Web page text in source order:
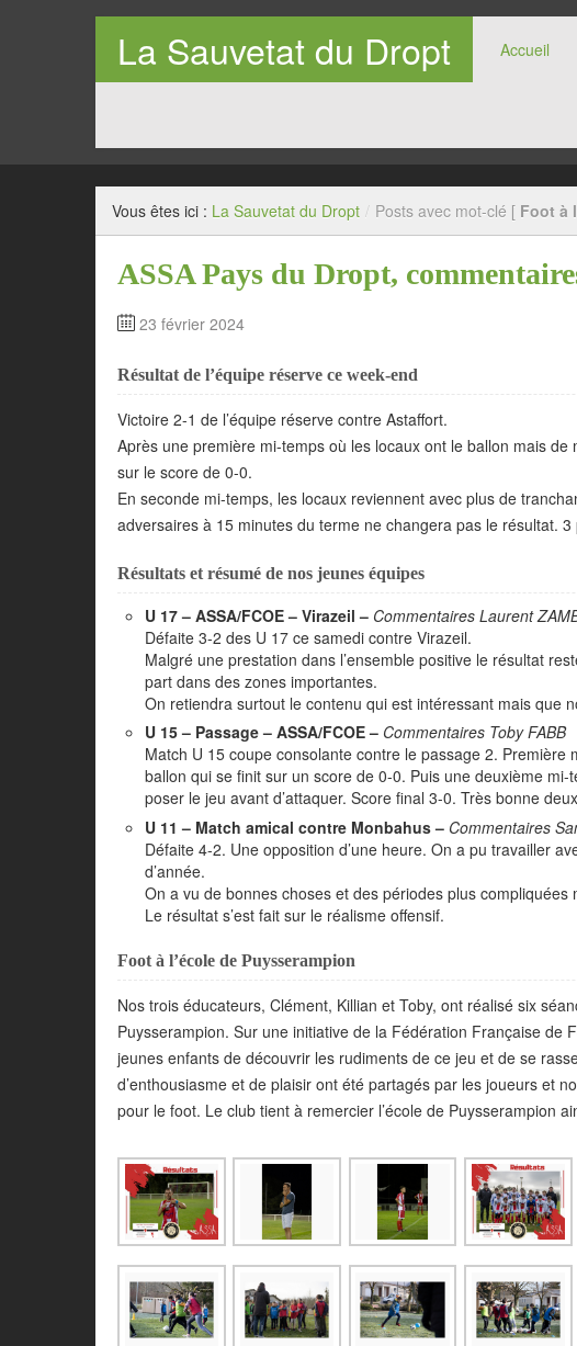
La Sauvetat du Dropt Accueil
Vous êtes ici : La Sauvetat du Dropt / Posts avec mot-clé [ Foot à
ASSA Pays du Dropt,
23 février 2024
Résultat de l’équipe réserve ce week-end
Victoire 2-1 de l’équipe réserve contre Astaffort.
Après une première mi-temps où les locaux ont le ballon mais
sur le score de 0-0.
En seconde mi-temps, les locaux reviennent avec plus de
adversaires à 15 minutes du terme ne changera pas le résultat.
Résultats et résumé de nos jeunes équipes
U 17 – ASSA/FCOE – Virazeil – Commentaires Laurent
Défaite 3-2 des U 17 ce samedi contre Virazeil.
Malgré une prestation dans l’ensemble positive le résultat
part dans des zones importantes.
On retiendra surtout le contenu qui est intéressant mais que
U 15 – Passage – ASSA/FCOE – Commentaires Toby FABB
Match U 15 coupe consolante contre le passage 2.
ballon qui se finit sur un score de 0-0. Puis une deuxième
poser le jeu avant d’attaquer. Score final 3-0. Très bonne
U 11 – Match amical contre Monbahus – Commentaires
Défaite 4-2. Une opposition d’une heure. On a pu travailler
d’année.
On a vu de bonnes choses et des périodes plus compliquées
Le résultat s’est fait sur le réalisme offensif.
Foot à l’école de Puysserampion
Nos trois éducateurs, Clément, Killian et Toby, ont réalisé six
Puysserampion. Sur une initiative de la Fédération Française de
jeunes enfants de découvrir les rudiments de ce jeu et de se
d’enthousiasme et de plaisir ont été partagés par les joueurs et
pour le foot. Le club tient à remercier l’école de Puysserampion